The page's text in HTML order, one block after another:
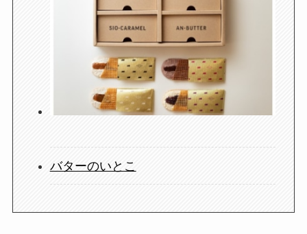
バターのいとこ